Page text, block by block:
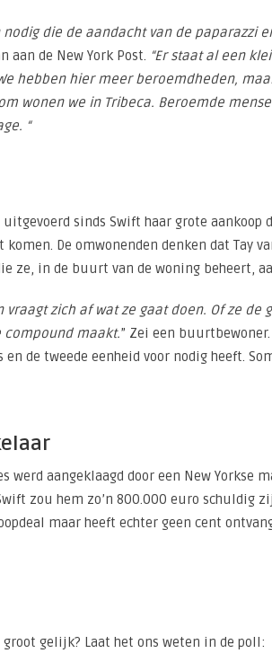
nodig die de aandacht van de paparazzi
aan de New York Post. “Er staat al een
hebben hier meer beroemdheden,
wonen we in Tribeca. Beroemde
“
sinds Swift haar grote aankoop
De omwonenden denken dat Tay
ze, in de buurt van de woning beheert,
vraagt zich af wat ze gaat doen. Of ze de
compound maakt.” Zei een
de tweede eenheid voor nodig heeft.
werd aangeklaagd door een New Yorkse
zou hem zo’n 800.000 euro schuldig
maar heeft echter geen cent
gelijk? Laat het ons weten in de poll: